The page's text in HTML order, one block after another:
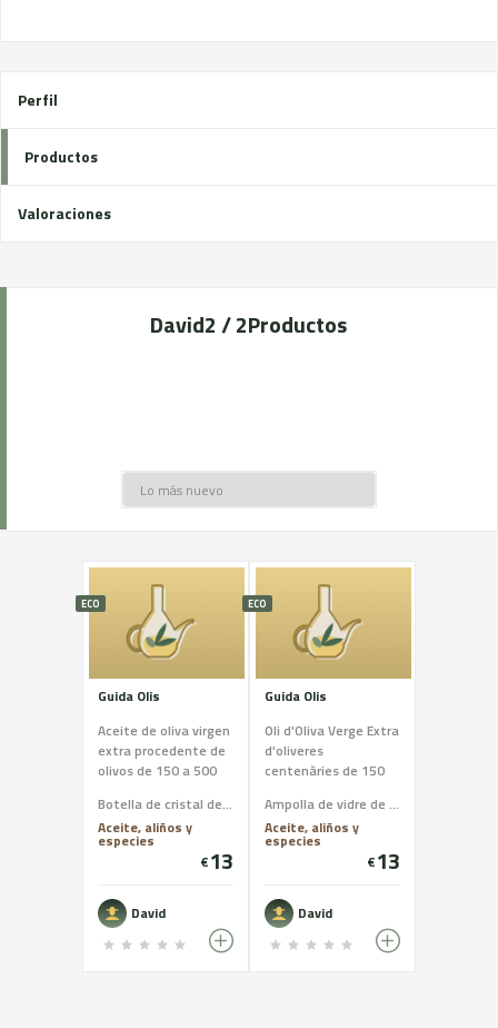
Perfil
Productos
Valoraciones
David2 / 2Productos
ECO
Guida Olis
Aceite de oliva virgen
extra procedente de
olivos de 150 a 500
proceso a ecologicoBotella de cristal de 500mm
Aceite, aliños y
especies
€13
David
ECO
Guida Olis
Oli d'Oliva Verge Extra
d'oliveres
centenàries de 150
vida en procès a ECOAmpolla de vidre de 500mm
Aceite, aliños y
especies
€13
David